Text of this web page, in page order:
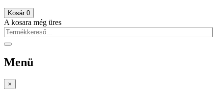
Kosár 0
A kosara még üres
Menü
×